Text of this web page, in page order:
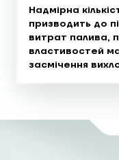
Надмірна
призводить до
витрат палива,
властивостей
засмічення